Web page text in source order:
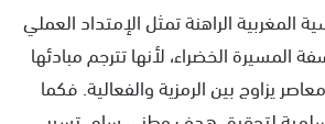
المغربية الراهنة تمثل الإمتداد العملي
المسيرة الخضراء، لأنها تترجم مبادئها
يزاوج بين الرمزية والفعالية. فكما